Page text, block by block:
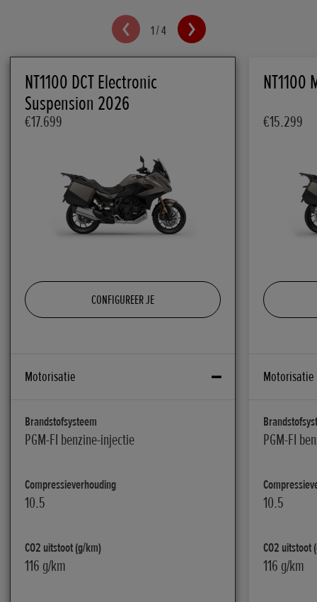
1/4
NT1100 DCT Electronic
Suspension 2026
€17.699
CONFIGUREER JE
Motorisatie
Brandstofsysteem
PGM-FI benzine-injectie
Compressieverhouding
10.5
CO2 uitstoot (g/km)
116 g/km
NT1100
€15.299
Motorisatie
PGM-FI
10.5
CO2 uitstoot
116 g/km